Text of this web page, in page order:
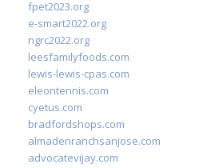
fpet2023.org
e-smart2022.org
ngrc2022.org
leesfamilyfoods.com
lewis-lewis-cpas.com
eleontennis.com
cyetus.com
bradfordshops.com
almadenranchsanjose.com
advocatevijay.com